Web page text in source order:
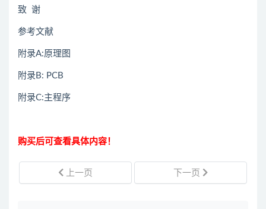
致 谢
参考文献
附录A:原理图
附录B: PCB
附录C:主程序
购买后可查看具体内容！
上一页 下一页